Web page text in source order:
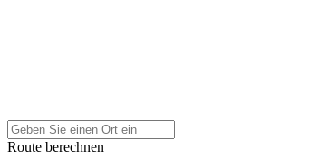
Route berechnen